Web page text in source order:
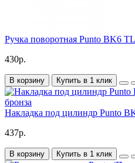
Ручка поворотная Punto BK6
430р.
В корзину Купить в 1 клик
Накладка под цилиндр Punto
437р.
В корзину Купить в 1 клик